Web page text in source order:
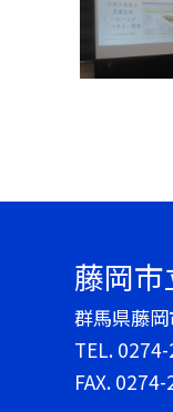
藤岡
群馬県藤
TEL.
FAX.